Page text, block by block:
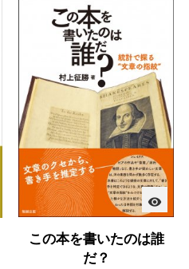
visibility
この本を書いたのは誰
だ？